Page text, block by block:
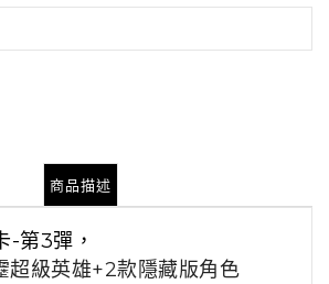
商品描述
-第3彈，
超級英雄+2款隱藏版角色